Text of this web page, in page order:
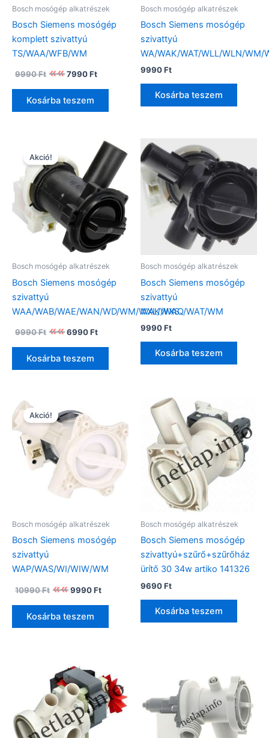
Bosch mosógép alkatrészek
Bosch Siemens mosógép
komplett szivattyú
TS/WAA/WFB/WM
9990Ft
Original
price
was:
9990 Ft.
7990Ft
price
is:
Kosárba teszem
Bosch mosógép alkatrészek
Bosch Siemens mosógép
szivattyú
WA/WAK/WAT/WLL/WLN/WM/
9990Ft
Kosárba teszem
Akció!
Bosch mosógép alkatrészek
Bosch Siemens mosógép
szivattyú
WAA/WAB/WAE/WAN/WD/WM/WXL/WXS
9990Ft
Original
price
was:
9990 Ft.
6990Ft
price
is:
Kosárba teszem
Bosch mosógép alkatrészek
Bosch Siemens mosógép
szivattyú
WAK/WAQ/WAT/WM
9990Ft
Kosárba teszem
Akció!
Bosch mosógép alkatrészek
Bosch Siemens mosógép
szivattyú
WAP/WAS/WI/WIW/WM
10990Ft
Original
price
was:
10990 Ft.
9990Ft
price
is:
Kosárba teszem
Bosch mosógép alkatrészek
Bosch Siemens mosógép
szivattyú+szűrő+szűrőház
ürítő 30 34w artiko 141326
9690Ft
Kosárba teszem